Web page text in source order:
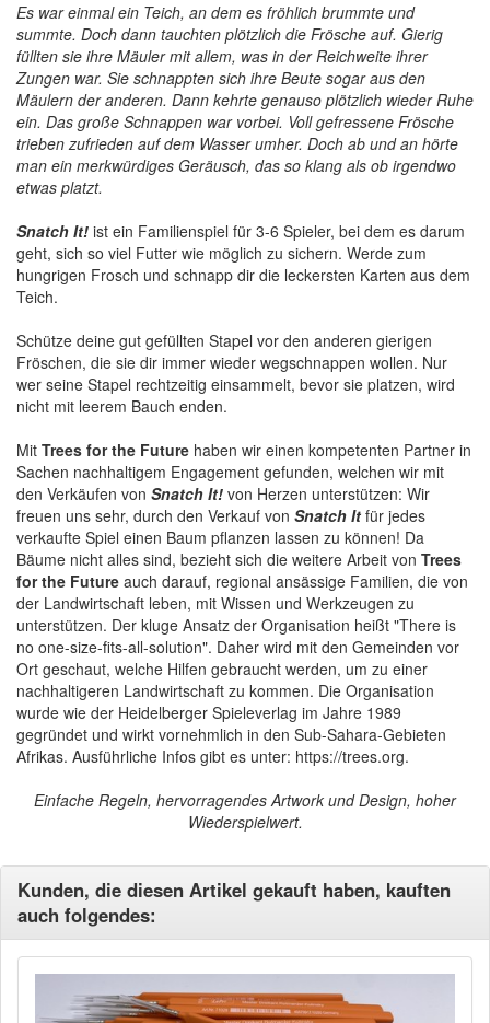
Es war einmal ein Teich, an dem es fröhlich brummte und
summte. Doch dann tauchten plötzlich die Frösche auf. Gierig
füllten sie ihre Mäuler mit allem, was in der Reichweite ihrer
Zungen war. Sie schnappten sich ihre Beute sogar aus den
Mäulern der anderen. Dann kehrte genauso plötzlich wieder Ruhe
ein. Das große Schnappen war vorbei. Voll gefressene Frösche
trieben zufrieden auf dem Wasser umher. Doch ab und an hörte
man ein merkwürdiges Geräusch, das so klang als ob irgendwo
etwas platzt.
Snatch It! ist ein Familienspiel für 3-6 Spieler, bei dem es darum
geht, sich so viel Futter wie möglich zu sichern. Werde zum
hungrigen Frosch und schnapp dir die leckersten Karten aus dem
Teich.
Schütze deine gut gefüllten Stapel vor den anderen gierigen
Fröschen, die sie dir immer wieder wegschnappen wollen. Nur
wer seine Stapel rechtzeitig einsammelt, bevor sie platzen, wird
nicht mit leerem Bauch enden.
Mit Trees for the Future haben wir einen kompetenten Partner in
Sachen nachhaltigem Engagement gefunden, welchen wir mit
den Verkäufen von Snatch It! von Herzen unterstützen: Wir
freuen uns sehr, durch den Verkauf von Snatch It für jedes
verkaufte Spiel einen Baum pflanzen lassen zu können! Da
Bäume nicht alles sind, bezieht sich die weitere Arbeit von Trees
for the Future auch darauf, regional ansässige Familien, die von
der Landwirtschaft leben, mit Wissen und Werkzeugen zu
unterstützen. Der kluge Ansatz der Organisation heißt "There is
no one-size-fits-all-solution". Daher wird mit den Gemeinden vor
Ort geschaut, welche Hilfen gebraucht werden, um zu einer
nachhaltigeren Landwirtschaft zu kommen. Die Organisation
wurde wie der Heidelberger Spieleverlag im Jahre 1989
gegründet und wirkt vornehmlich in den Sub-Sahara-Gebieten
Afrikas. Ausführliche Infos gibt es unter: https://trees.org.
Einfache Regeln, hervorragendes Artwork und Design, hoher
Wiederspielwert.
Kunden, die diesen Artikel gekauft haben, kauften
auch folgendes: